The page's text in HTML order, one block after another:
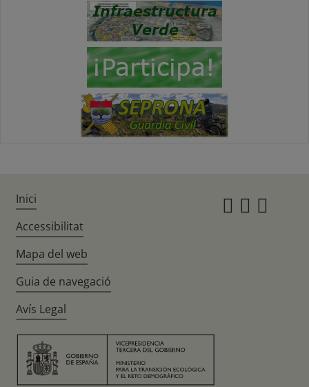
Inici
Accessibilitat
Mapa del web
Guia de navegació
Avís Legal